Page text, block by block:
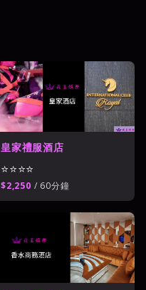
皇家禮服酒店
⭐⭐⭐⭐
$2,250 / 60分鐘